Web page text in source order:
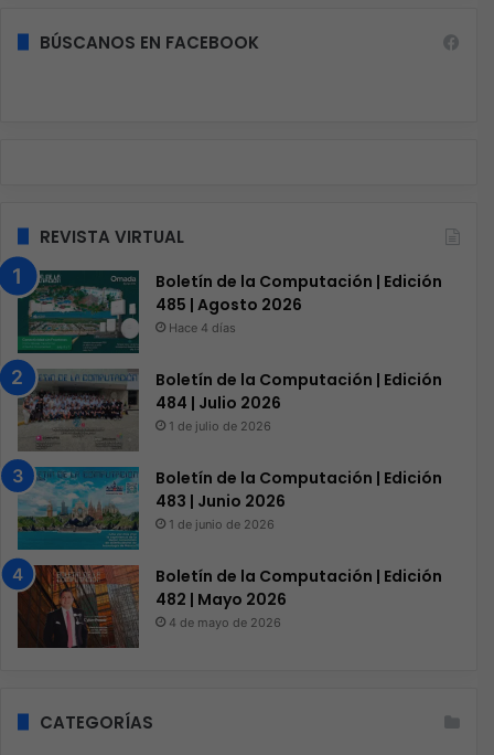
BÚSCANOS EN FACEBOOK
REVISTA VIRTUAL
Boletín de la Computación | Edición
485 | Agosto 2026
Hace 4 días
Boletín de la Computación | Edición
484 | Julio 2026
1 de julio de 2026
Boletín de la Computación | Edición
483 | Junio 2026
1 de junio de 2026
Boletín de la Computación | Edición
482 | Mayo 2026
4 de mayo de 2026
CATEGORÍAS